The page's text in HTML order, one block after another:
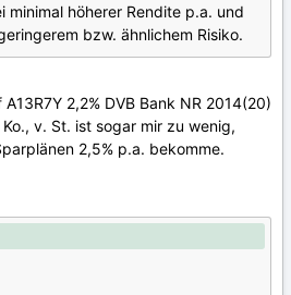
höherer Rendite p.a. und
bzw. ähnlichem Risiko.
2,2% DVB Bank NR 2014(20)
v. St. ist sogar mir zu wenig,
2,5% p.a. bekomme.